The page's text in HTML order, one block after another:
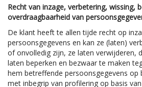
Recht van inzage, verbetering, wissing,
overdraagbaarheid van
De klant heeft te allen tijde recht op
persoonsgegevens en kan ze (laten)
of onvolledig zijn, ze laten verwijderen,
laten beperken en bezwaar te maken
hem betreffende persoonsgegevens op
met inbegrip van profilering op basis